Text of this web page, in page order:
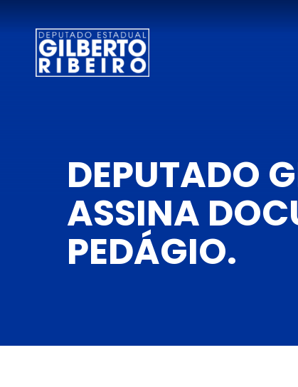
DEPUTADO
ASSINA
PEDÁGIO.